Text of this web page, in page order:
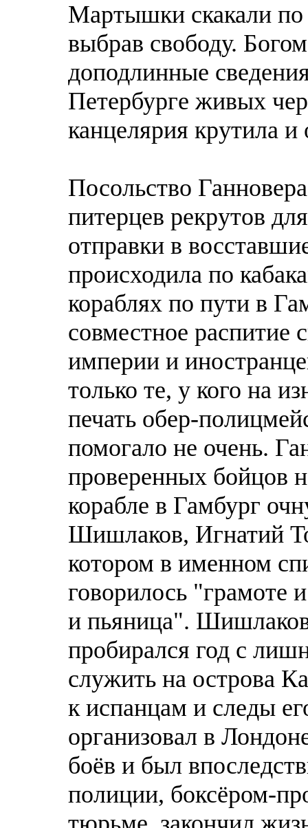
Мартышки скакали
выбрав свободу.
доподлинные
Петербурге живых
канцелярия крутила и
Посольство
питерцев рекрутов
отправки в
происходила по
кораблях по пути в
совместное распитие
империи и
только те, у кого на
печать обер-
помогало не очень.
проверенных бойцов
корабле в Гамбург
Шишлаков, Игнатий
котором в именном
говорилось "грамоте
и пьяница".
пробирался год с
служить на острова
к испанцам и следы
организовал в
боёв и был
полиции, боксёром-